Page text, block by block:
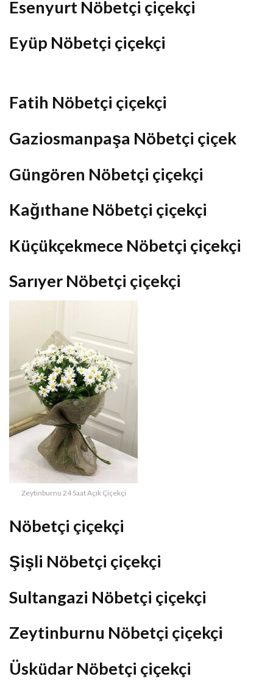
Esenyurt Nöbetçi çiçekçi
Eyüp Nöbetçi çiçekçi
Fatih Nöbetçi çiçekçi
Gaziosmanpaşa Nöbetçi çiçek
Güngören Nöbetçi çiçekçi
Kağıthane Nöbetçi çiçekçi
Küçükçekmece Nöbetçi çiçekçi
Sarıyer Nöbetçi çiçekçi
Zeytinburnu 24 Saat Açık Çiçekçi
Nöbetçi çiçekçi
Şişli Nöbetçi çiçekçi
Sultangazi Nöbetçi çiçekçi
Zeytinburnu Nöbetçi çiçekçi
Üsküdar Nöbetçi çiçekçi